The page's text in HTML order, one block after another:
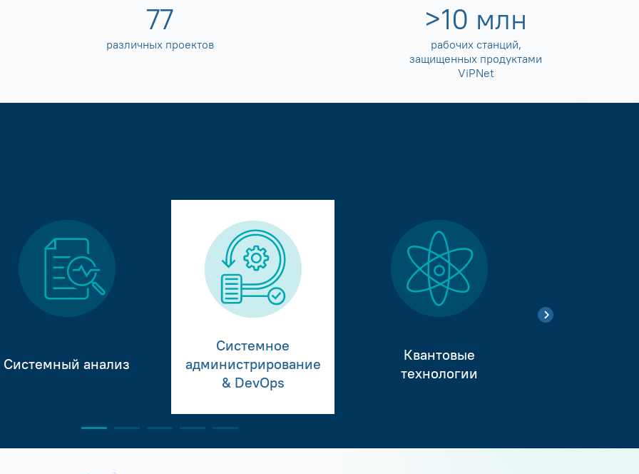
80
различных проектов
>10 млн
рабочих станций,
защищенных продуктами
ViPNet
Системный анализ
Системное
администрирование
& DevOps
Квантовые
технологии